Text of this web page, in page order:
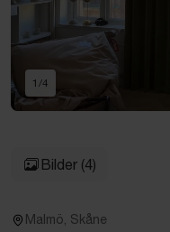
1 /4
Bilder (4)
Malmö, Skåne